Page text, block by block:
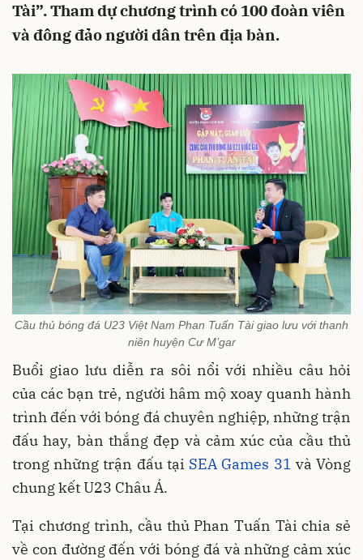
Tài”. Tham dự chương trình có 100 đoàn viên
và đông đảo người dân trên địa bàn.
Cầu thủ bóng đá U23 Việt Nam Phan Tuấn Tài giao lưu với thanh
niên huyện Cư M’gar
Buổi giao lưu diễn ra sôi nổi với nhiều câu hỏi
của các bạn trẻ, người hâm mộ xoay quanh hành
trình đến với bóng đá chuyên nghiệp, những trận
đấu hay, bàn thắng đẹp và cảm xúc của cầu thủ
trong những trận đấu tại SEA Games 31 và Vòng
chung kết U23 Châu Á.
Tại chương trình, cầu thủ Phan Tuấn Tài chia sẻ
về con đường đến với bóng đá và những cảm xúc